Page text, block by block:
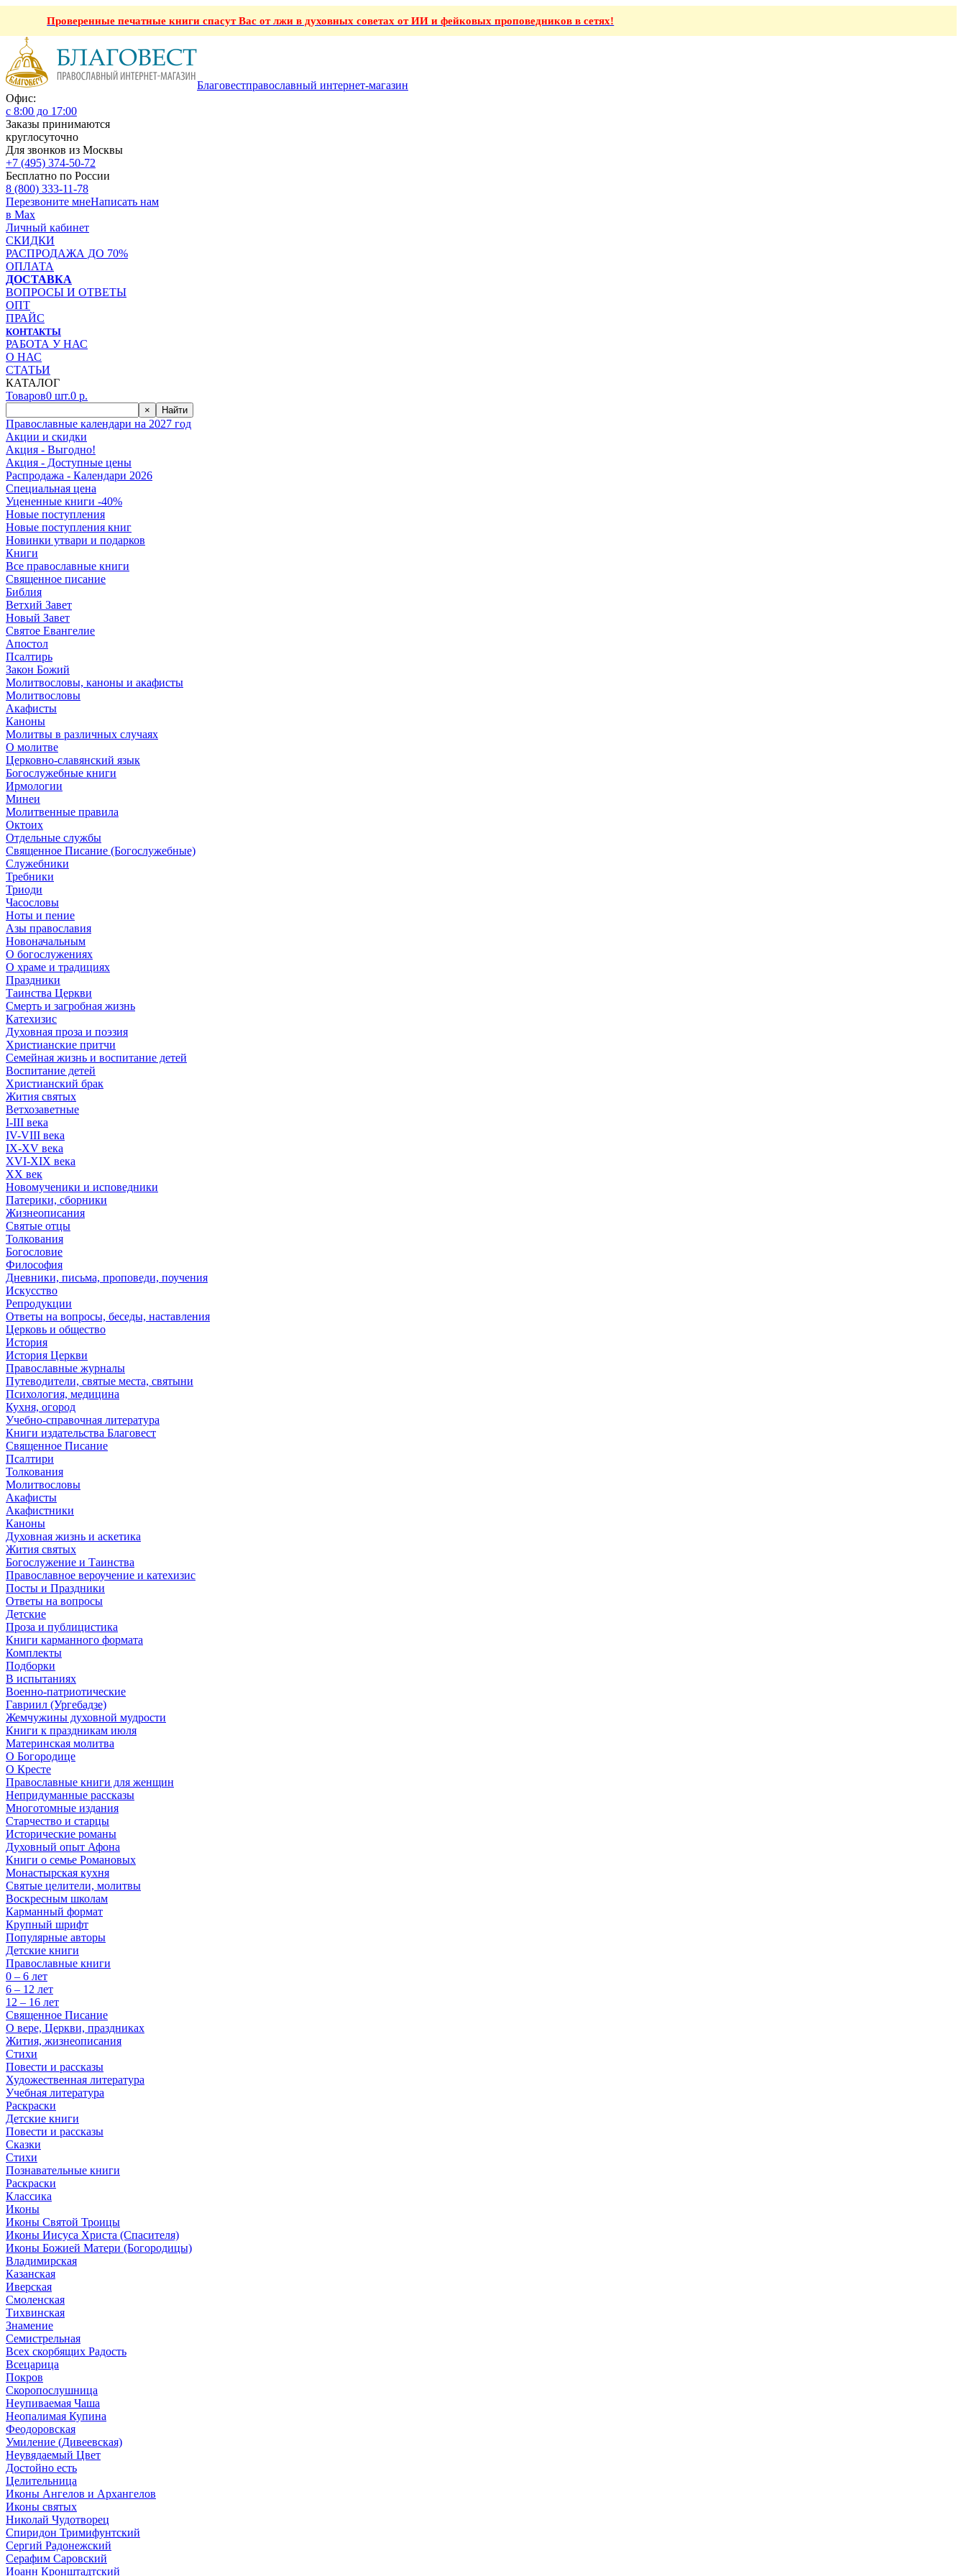
Проверенные печатные книги спасут Вас от лжи в духовных советах от ИИ и фейковых проповедников в сетях!
Благовестправославный интернет-магазин
Офис:
с 8:00 до 17:00
Заказы принимаются
круглосуточно
Для звонков из Москвы
+7 (495) 374-50-72
Бесплатно по России
8 (800) 333-11-78
Перезвоните мнеНаписать нам
в Max
Личный кабинет
СКИДКИ
РАСПРОДАЖА ДО 70%
ОПЛАТА
ДОСТАВКА
ВОПРОСЫ И ОТВЕТЫ
ОПТ
ПРАЙС
КОНТАКТЫ
РАБОТА У НАС
О НАС
СТАТЬИ
КАТАЛОГ
Товаров0 шт.0 р.
× Найти
Православные календари на 2027 год
Акции и скидки
Акция - Выгодно!
Акция - Доступные цены
Распродажа - Календари 2026
Специальная цена
Уцененные книги -40%
Новые поступления
Новые поступления книг
Новинки утвари и подарков
Книги
Все православные книги
Священное писание
Библия
Ветхий Завет
Новый Завет
Святое Евангелие
Апостол
Псалтирь
Закон Божий
Молитвословы, каноны и акафисты
Молитвословы
Акафисты
Каноны
Молитвы в различных случаях
О молитве
Церковно-славянский язык
Богослужебные книги
Ирмологии
Минеи
Молитвенные правила
Октоих
Отдельные службы
Священное Писание (Богослужебные)
Служебники
Требники
Триоди
Часословы
Ноты и пение
Азы православия
Новоначальным
О богослужениях
О храме и традициях
Праздники
Таинства Церкви
Смерть и загробная жизнь
Катехизис
Духовная проза и поэзия
Христианские притчи
Семейная жизнь и воспитание детей
Воспитание детей
Христианский брак
Жития святых
Ветхозаветные
I-III века
IV-VIII века
IX-XV века
XVI-XIX века
XX век
Новомученики и исповедники
Патерики, сборники
Жизнеописания
Святые отцы
Толкования
Богословие
Философия
Дневники, письма, проповеди, поучения
Искусство
Репродукции
Ответы на вопросы, беседы, наставления
Церковь и общество
История
История Церкви
Православные журналы
Путеводители, святые места, святыни
Психология, медицина
Кухня, огород
Учебно-справочная литература
Книги издательства Благовест
Священное Писание
Псалтири
Толкования
Молитвословы
Акафисты
Акафистники
Каноны
Духовная жизнь и аскетика
Жития святых
Богослужение и Таинства
Православное вероучение и катехизис
Посты и Праздники
Ответы на вопросы
Детские
Проза и публицистика
Книги карманного формата
Комплекты
Подборки
В испытаниях
Военно-патриотические
Гавриил (Ургебадзе)
Жемчужины духовной мудрости
Книги к праздникам июля
Материнская молитва
О Богородице
О Кресте
Православные книги для женщин
Непридуманные рассказы
Многотомные издания
Старчество и старцы
Исторические романы
Духовный опыт Афона
Книги о семье Романовых
Монастырская кухня
Святые целители, молитвы
Воскресным школам
Карманный формат
Крупный шрифт
Популярные авторы
Детские книги
Православные книги
0 – 6 лет
6 – 12 лет
12 – 16 лет
Священное Писание
О вере, Церкви, праздниках
Жития, жизнеописания
Стихи
Повести и рассказы
Художественная литература
Учебная литература
Раскраски
Детские книги
Повести и рассказы
Сказки
Стихи
Познавательные книги
Раскраски
Классика
Иконы
Иконы Святой Троицы
Иконы Иисуса Христа (Спасителя)
Иконы Божией Матери (Богородицы)
Владимирская
Казанская
Иверская
Смоленская
Тихвинская
Знамение
Семистрельная
Всех скорбящих Радость
Всецарица
Покров
Скоропослушница
Неупиваемая Чаша
Неопалимая Купина
Феодоровская
Умиление (Дивеевская)
Неувядаемый Цвет
Достойно есть
Целительница
Иконы Ангелов и Архангелов
Иконы святых
Николай Чудотворец
Спиридон Тримифунтский
Сергий Радонежский
Серафим Саровский
Иоанн Кронштадтский